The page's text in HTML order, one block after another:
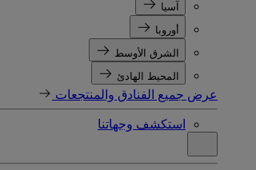
آسيا
أوروبا
الشرق الأوسط
المحيط الهادئ
عرض جميع الفنادق والمنتجعات
استكشف وجهاتنا